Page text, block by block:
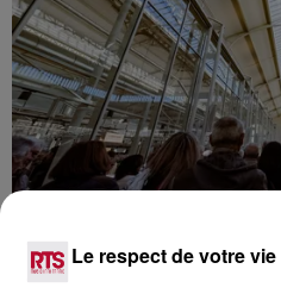
LES HALLES DE
SOUFFLE
Le respect de votre